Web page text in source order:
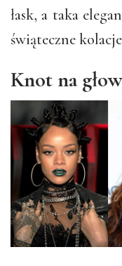
łask, a taka
świąteczne
Knot na